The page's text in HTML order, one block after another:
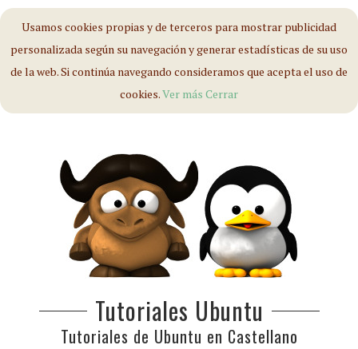
Usamos cookies propias y de terceros para mostrar publicidad
personalizada según su navegación y generar estadísticas de su uso
de la web. Si continúa navegando consideramos que acepta el uso de
cookies.Ver más Cerrar
Tutoriales Ubuntu
Tutoriales de Ubuntu en Castellano